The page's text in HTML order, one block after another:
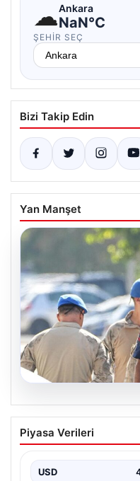
☁Ankara
NaN°C
ŞEHIR SEÇ
Bizi Takip Edin
Yan Manşet
07.08.2026
Menderes
ve 9 Kişi
Çiçek'in de aralarında
Piyasa Verileri
USD